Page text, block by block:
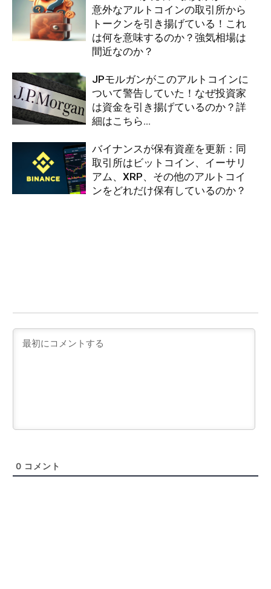
意外なアルトコインの取引所から
トークンを引き揚げている！これ
は何を意味するのか？強気相場は
間近なのか？
JPモルガンがこのアルトコインに
ついて警告していた！なぜ投資家
は資金を引き揚げているのか？詳
細はこちら…
バイナンスが保有資産を更新：同
取引所はビットコイン、イーサリ
アム、XRP、その他のアルトコイ
ンをどれだけ保有しているのか？
0 コメント